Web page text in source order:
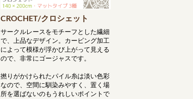
CROCHET/クロシェット
サークルレースをモチーフとした繊細
で、上品なデザイン。カービング加工
によって模様が浮かび上がって見える
ので、非常にゴージャスです。
撚りがかけられたパイル糸は淡い色彩
なので、空間に馴染みやすく、置く場
所を選ばないのもうれしいポイントで